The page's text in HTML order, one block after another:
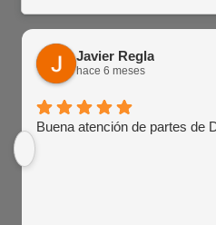
Javier Regla
hace 6 meses
Buena atención de partes de